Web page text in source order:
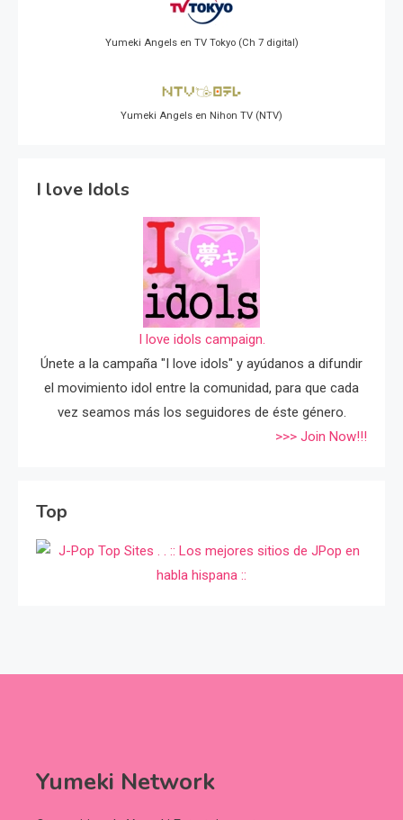
Yumeki Angels en TV Tokyo (Ch 7 digital)
Yumeki Angels en Nihon TV (NTV)
I love Idols
I love idols campaign.
Únete a la campaña "I love idols" y ayúdanos a difundir
el movimiento idol entre la comunidad, para que cada
vez seamos más los seguidores de éste género.
>>> Join Now!!!
Top
Yumeki Network